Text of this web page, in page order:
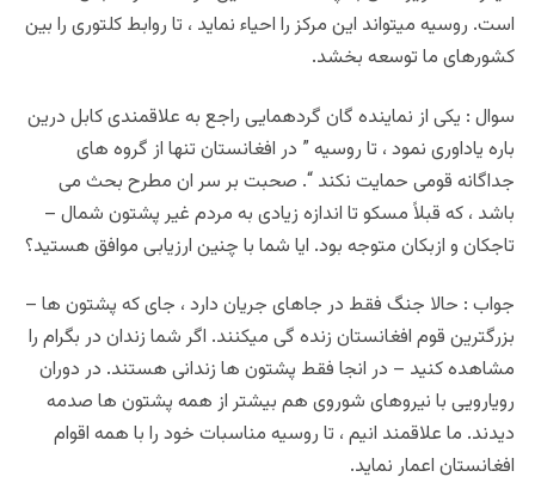
است. روسیه میتواند این مرکز را احیاء نماید ، تا روابط کلتوری را بین
کشورهای ما توسعه بخشد.
سوال : یکی از نماینده گان گردهمایی راجع به علاقمندی کابل درین
باره یاداوری نمود ، تا روسیه ” در افغانستان تنها از گروه های
جداگانه قومی حمایت نکند “. صحبت بر سر ان مطرح بحث می
باشد ، که قبلاً مسکو تا اندازه زیادی به مردم غیر پشتون شمال –
تاجکان و ازبکان متوجه بود. ایا شما با چنین ارزیابی موافق هستید؟
جواب : حالا جنگ فقط در جاهای جریان دارد ، جای که پشتون ها –
بزرگترین قوم افغانستان زنده گی میکنند. اگر شما زندان در بگرام را
مشاهده کنید – در انجا فقط پشتون ها زندانی هستند. در دوران
رویارویی با نیروهای شوروی هم بیشتر از همه پشتون ها صدمه
دیدند. ما علاقمند انیم ، تا روسیه مناسبات خود را با همه اقوام
افغانستان اعمار نماید.